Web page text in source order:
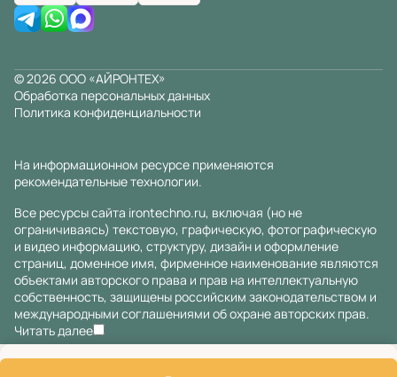
© 2026 ООО «АЙРОНТЕХ»
Обработка персональных данных
Политика конфиденциальности
На информационном ресурсе применяются
рекомендательные технологии.
Все ресурсы сайта irontechno.ru, включая (но не
ограничиваясь) текстовую, графическую, фотографическую
и видео информацию, структуру, дизайн и оформление
страниц, доменное имя, фирменное наименование являются
объектами авторского права и прав на интеллектуальную
собственность, защищены российским законодательством и
международными соглашениями об охране авторских прав.
Читать далее